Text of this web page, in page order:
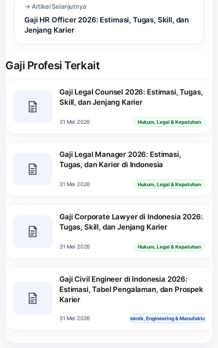
→ Artikel Selanjutnya
Gaji HR Officer 2026: Estimasi, Tugas, Skill, dan
Jenjang Karier
Gaji Profesi Terkait
Gaji Legal Counsel 2026: Estimasi, Tugas,
Skill, dan Jenjang Karier
31 Mei 2026 Hukum, Legal & Kepatuhan
Gaji Legal Manager 2026: Estimasi,
Tugas, dan Karier di Indonesia
31 Mei 2026 Hukum, Legal & Kepatuhan
Gaji Corporate Lawyer di Indonesia 2026:
Tugas, Skill, dan Jenjang Karier
31 Mei 2026 Hukum, Legal & Kepatuhan
Gaji Civil Engineer di Indonesia 2026:
Estimasi, Tabel Pengalaman, dan Prospek
Karier
31 Mei 2026 Teknik, Engineering & Manufaktur